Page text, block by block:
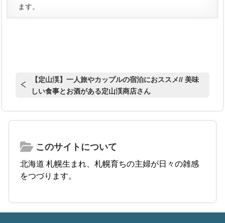
ます。
【定山渓】一人旅やカップルの宿泊におススメ// 美味
しい食事とお酒がある定山渓商店さん
このサイトについて
北海道 札幌生まれ、札幌育ちの主婦が日々の雑感
をつづります。